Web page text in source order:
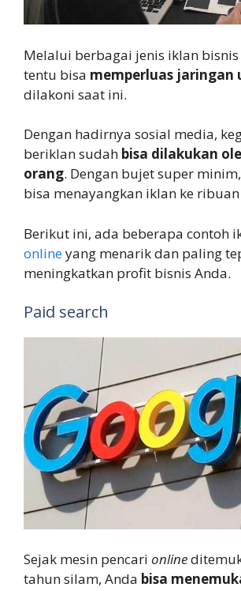
Melalui berbagai jenis iklan bisnis
tentu bisa memperluas jaringan
dilakoni saat ini.
Dengan hadirnya sosial media,
beriklan sudah bisa dilakukan
orang. Dengan bujet super
bisa menayangkan iklan ke
Berikut ini, ada beberapa contoh
onlineyang menarik dan paling
meningkatkan profit bisnis Anda.
Paid search
Sejak mesin pencari online
tahun silam, Anda bisa